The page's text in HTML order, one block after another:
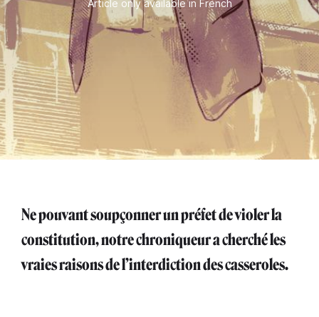
Article only available in French
Ne pouvant soupçonner un préfet de violer la
constitution, notre chroniqueur a cherché les
vraies raisons de l’interdiction des casseroles.